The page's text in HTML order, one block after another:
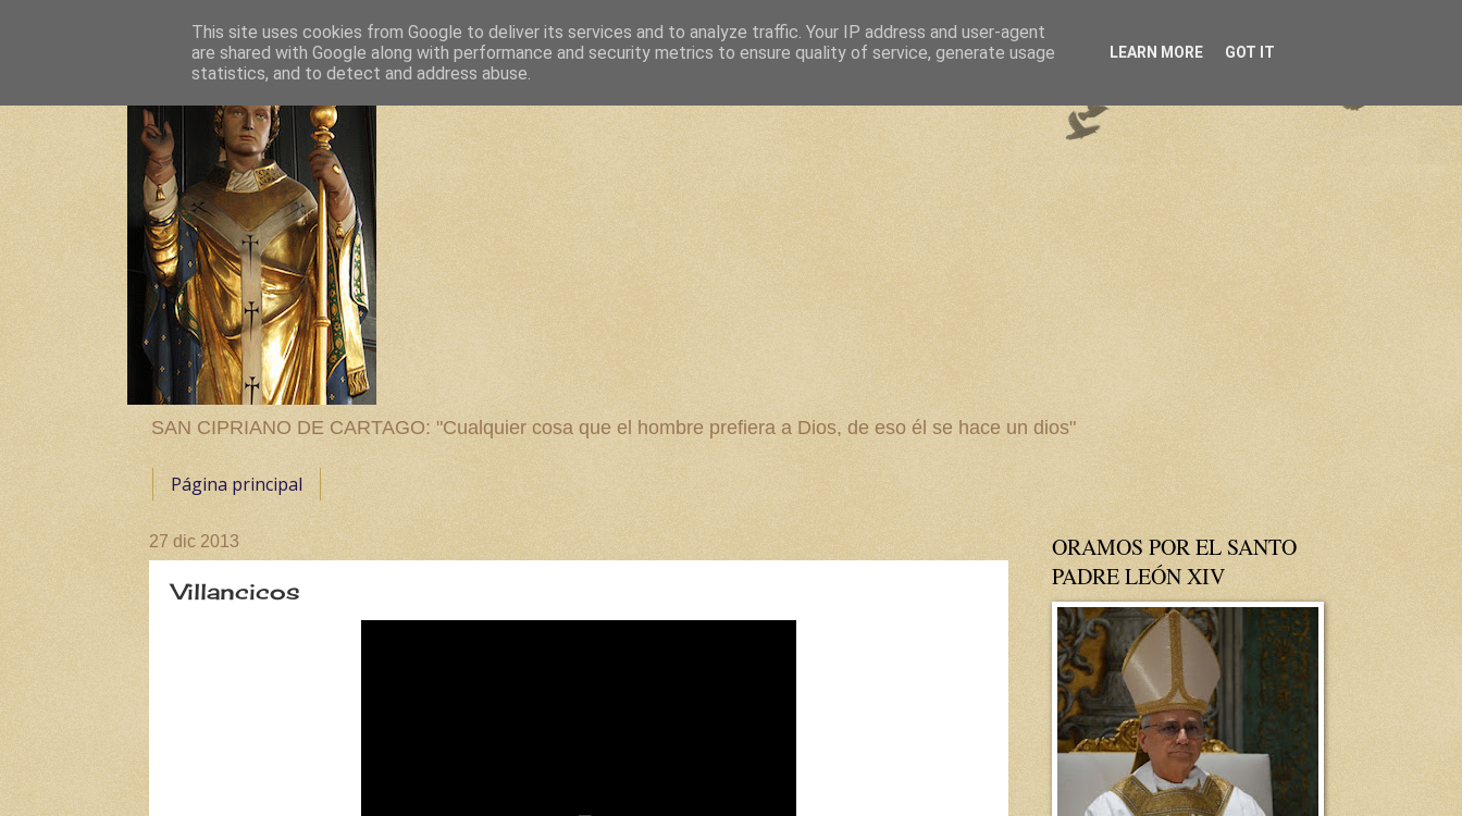
SAN CIPRIANO DE CARTAGO: "Cualquier cosa que el hombre prefiera a Dios, de eso él se hace un dios"
Página principal
27 dic 2013
Villancicos
ORAMOS POR EL SANTO
PADRE LEÓN XIV
This site uses cookies from Google to deliver its services and to analyze traffic. Your IP address and user-agent
are shared with Google along with performance and security metrics to ensure quality of service, generate usage
statistics, and to detect and address abuse.
LEARN MORE GOT IT